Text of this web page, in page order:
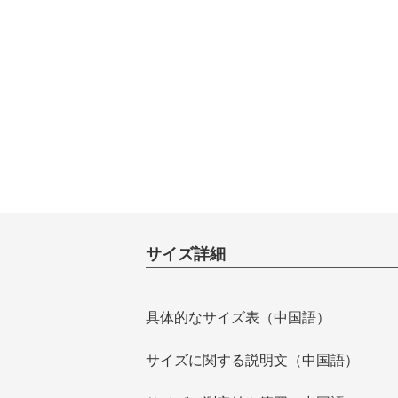
サイズ詳細
具体的なサイズ表（中国語）
サイズに関する説明文（中国語）